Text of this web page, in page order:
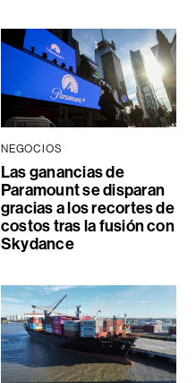
NEGOCIOS
Las ganancias de
Paramount se disparan
gracias a los recortes de
costos tras la fusión con
Skydance